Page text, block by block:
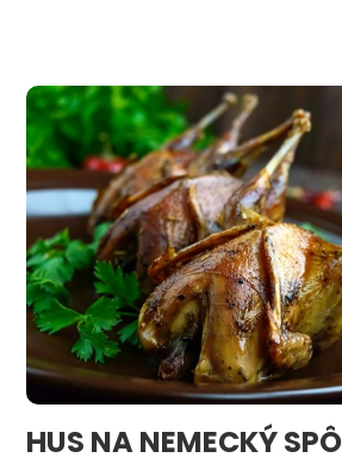
HUS NA NEMECKÝ